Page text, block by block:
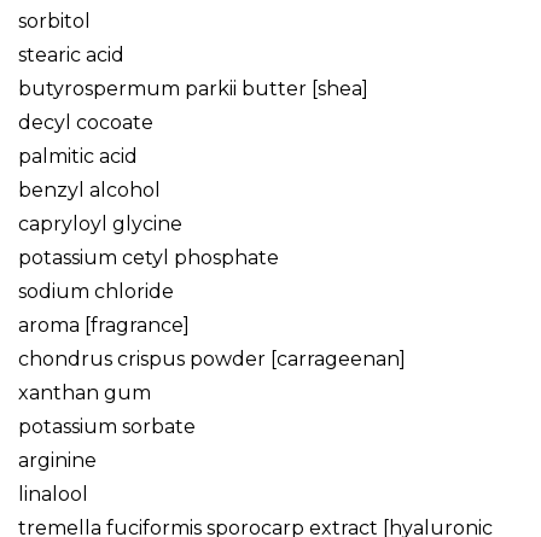
sorbitol
stearic acid
butyrospermum parkii butter [shea]
decyl cocoate
palmitic acid
benzyl alcohol
capryloyl glycine
potassium cetyl phosphate
sodium chloride
aroma [fragrance]
chondrus crispus powder [carrageenan]
xanthan gum
potassium sorbate
arginine
linalool
tremella fuciformis sporocarp extract [hyaluronic